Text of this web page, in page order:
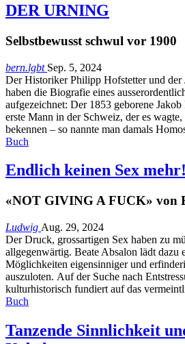
DER URNING
Selbstbewusst schwul vor 1900
bern.lgbt Sep. 5, 2024
Der Historiker Philipp Hofstetter und der
haben die Biografie eines
aufgezeichnet: Der 1853 geborene
erste Mann in der Schweiz, der es
bekennen – so nannte man damals
Buch
Endlich keinen Sex mehr!
«NOT GIVING A FUCK» von
Ludwig Aug. 29, 2024
Der Druck, grossartigen Sex haben zu
allgegenwärtig. Beate Absalon lädt dazu
Möglichkeiten eigensinniger und
auszuloten. Auf der Suche nach
kulturhistorisch fundiert auf das
Buch
Tanzende Sinnlichkeit